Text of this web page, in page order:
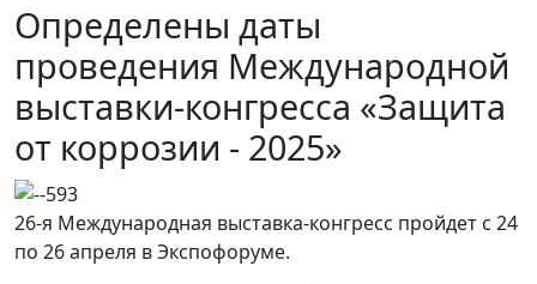
Определены даты
проведения Международной
выставки-конгресса «Защита
от коррозии - 2025»
26-я Международная выставка-конгресс пройдет с 24
по 26 апреля в Экспофоруме.